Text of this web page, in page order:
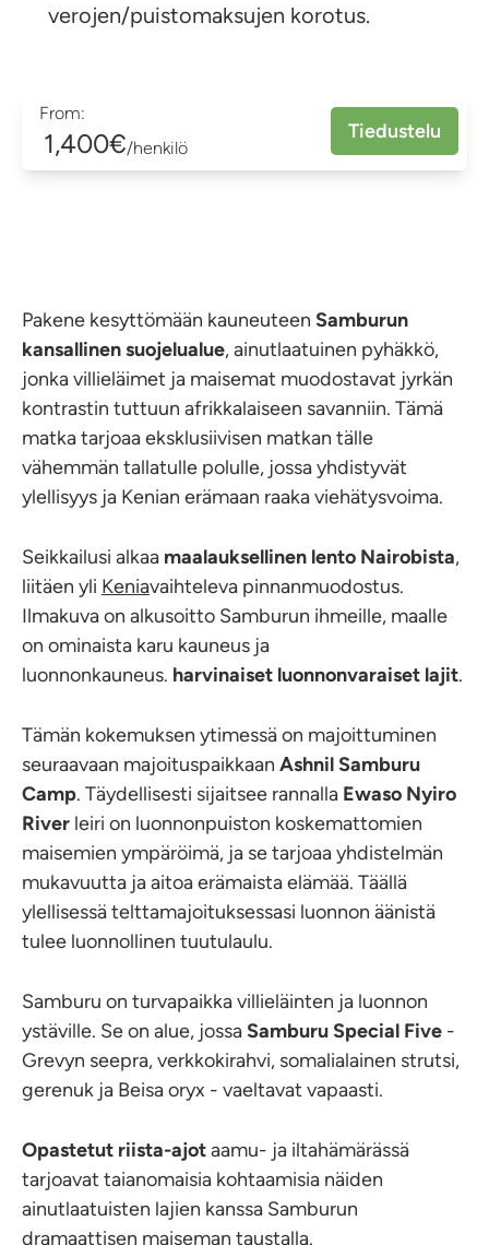
verojen/puistomaksujen korotus.
From:
1,400€/henkilö
Tiedustelu
Pakene kesyttömään kauneuteen Samburun
kansallinen suojelualue, ainutlaatuinen pyhäkkö,
jonka villieläimet ja maisemat muodostavat jyrkän
kontrastin tuttuun afrikkalaiseen savanniin. Tämä
matka tarjoaa eksklusiivisen matkan tälle
vähemmän tallatulle polulle, jossa yhdistyvät
ylellisyys ja Kenian erämaan raaka viehätysvoima.
Seikkailusi alkaa maalauksellinen lento Nairobista,
liitäen yli Keniavaihteleva pinnanmuodostus.
Ilmakuva on alkusoitto Samburun ihmeille, maalle
on ominaista karu kauneus ja
luonnonkauneus. harvinaiset luonnonvaraiset lajit.
Tämän kokemuksen ytimessä on majoittuminen
seuraavaan majoituspaikkaan Ashnil Samburu
Camp. Täydellisesti sijaitsee rannalla Ewaso Nyiro
River leiri on luonnonpuiston koskemattomien
maisemien ympäröimä, ja se tarjoaa yhdistelmän
mukavuutta ja aitoa erämaista elämää. Täällä
ylellisessä telttamajoituksessasi luonnon äänistä
tulee luonnollinen tuutulaulu.
Samburu on turvapaikka villieläinten ja luonnon
ystäville. Se on alue, jossaSamburu Special Five -
Grevyn seepra, verkkokirahvi, somalialainen strutsi,
gerenuk ja Beisa oryx - vaeltavat vapaasti.
Opastetut riista-ajotaamu- ja iltahämärässä
tarjoavat taianomaisia kohtaamisia näiden
ainutlaatuisten lajien kanssa Samburun
dramaattisen maiseman taustalla.